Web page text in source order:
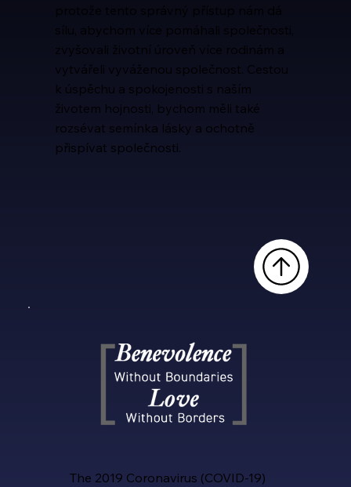
protože tento správný přístup nám dá
sílu, abychom více pomáhali společnosti,
zvyšovali životní úroveň více rodinám a
vytvářeli vyváženou společnost. Cestou
k úspěchu a spokojenosti s naším
životem hojnosti, bychom měli také
rozsévat semínka lásky a ochotně
přispívat společnosti.
The 2019 Coronavirus (COVID-19)